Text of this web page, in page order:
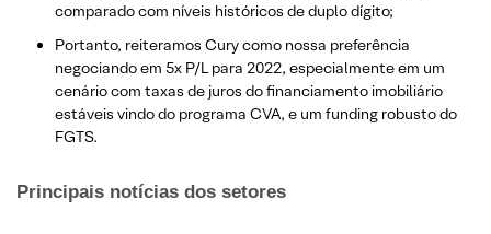
comparado com níveis históricos de duplo dígito;
Portanto, reiteramos Cury como nossa preferência
negociando em 5x P/L para 2022, especialmente em um
cenário com taxas de juros do financiamento imobiliário
estáveis vindo do programa CVA, e um funding robusto do
FGTS.
Principais notícias dos setores